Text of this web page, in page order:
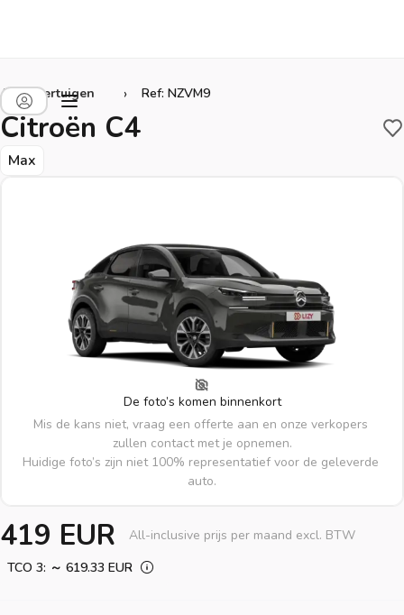
Alle voertuigen › Ref: NZVM9
Citroën C4
Max
De foto’s komen binnenkort
Mis de kans niet, vraag een offerte aan en onze verkopers
zullen contact met je opnemen.
Huidige foto’s zijn niet 100% representatief voor de geleverde
auto.
419 EUR
All-inclusive prijs per maand excl. BTW
TCO 3: ～ 619.33 EUR